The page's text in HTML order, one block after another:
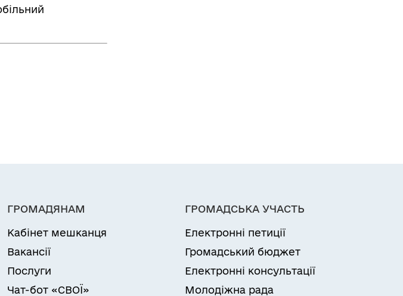
ГРОМАДЯНАМ
Кабінет мешканця
Вакансії
Послуги
Чат-бот «СВОЇ»
ГРОМАДСЬКА УЧАСТЬ
Електронні петиції
Громадський бюджет
Електронні консультації
Молодіжна рада